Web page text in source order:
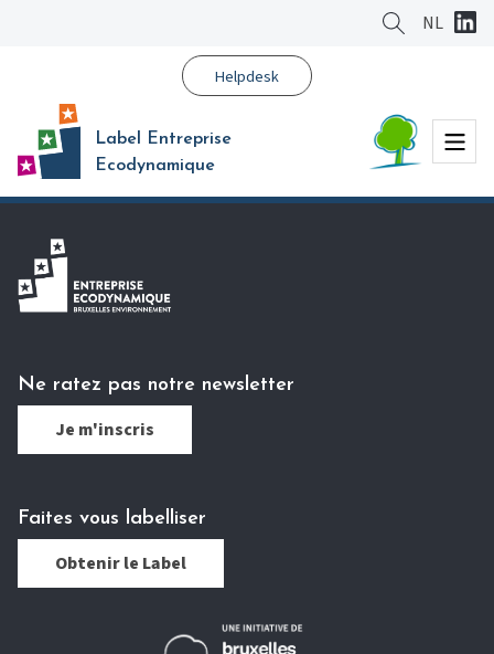
NL
Helpdesk
Label Entreprise
Ecodynamique
Menu
Ne ratez pas notre newsletter
Je m'inscris
Faites vous labelliser
Obtenir le Label